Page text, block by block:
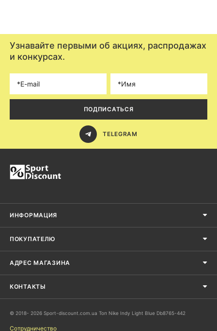
Узнавайте первыми об акциях, распродажах
и конкурсах.
ПОДПИСАТЬСЯ
TELEGRAM
ИНФОРМАЦИЯ
ПОКУПАТЕЛЮ
АДРЕС МАГАЗИНА
КОНТАКТЫ
© 2018- 2026 Sport-discount.com.ua Топ Nike Indy Light Blue Db8765-442
Сотрудничество